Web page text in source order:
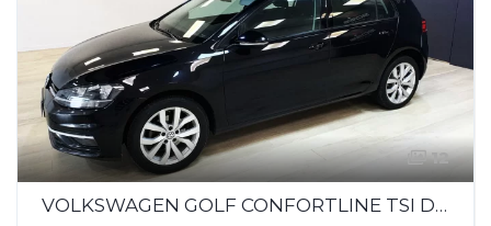
12
VOLKSWAGEN GOLF CONFORTLINE TSI DSG 1.4 – 2018